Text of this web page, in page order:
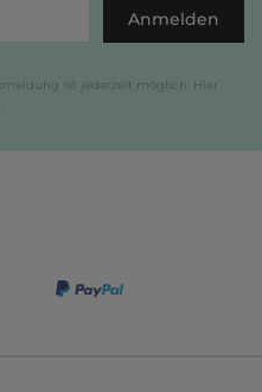
Anmelden
ist jederzeit möglich. Hier